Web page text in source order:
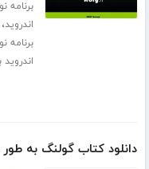
برنامه
اندروید
برنامه
دانلود کتاب گولنگ به